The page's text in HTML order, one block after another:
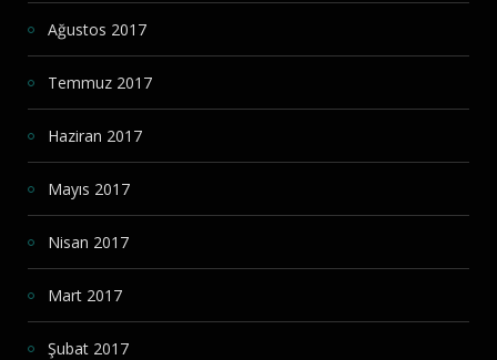
Ağustos 2017
Temmuz 2017
Haziran 2017
Mayıs 2017
Nisan 2017
Mart 2017
Şubat 2017